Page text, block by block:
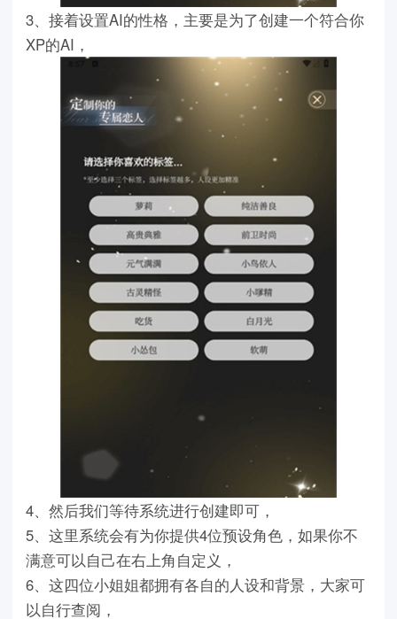
3、接着设置AI的性格，主要是为了创建一个符合你
XP的AI，
4、然后我们等待系统进行创建即可，
5、这里系统会有为你提供4位预设角色，如果你不
满意可以自己在右上角自定义，
6、这四位小姐姐都拥有各自的人设和背景，大家可
以自行查阅，